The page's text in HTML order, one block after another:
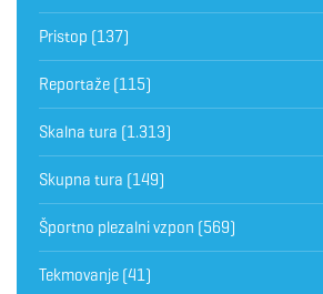
Pristop (137)
Reportaže (115)
Skalna tura (1.313)
Skupna tura (149)
Športno plezalni vzpon (569)
Tekmovanje (41)